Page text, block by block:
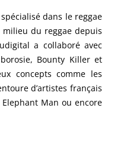
dans le reggae
du reggae depuis
a collaboré avec
Bounty Killer et
concepts comme les
d’artistes français
Man ou encore